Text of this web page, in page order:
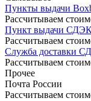
Пункты выдачи
Рассчитываем
Пункт выдачи
Рассчитываем
Служба доставки
Рассчитываем
Прочее
Почта России
Рассчитываем